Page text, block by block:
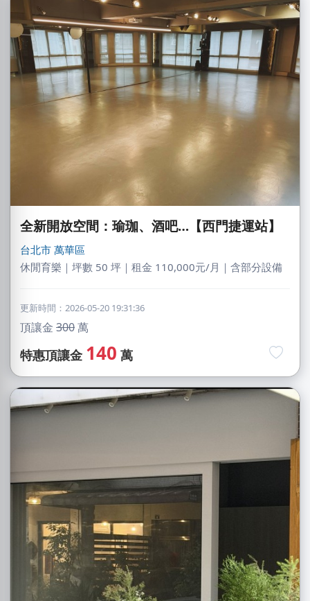
全新開放空間：瑜珈、酒吧…【西門捷運站】
台北市 萬華區
休閒育樂｜坪數 50 坪｜租金 110,000元/月｜含部分設備
更新時間：2026-05-20 19:31:36
頂讓金 300萬
特惠頂讓金 140 萬